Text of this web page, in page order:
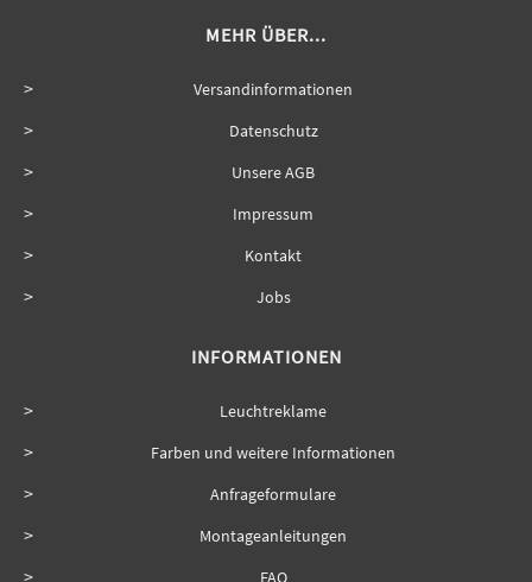
MEHR ÜBER...
Versandinformationen
Datenschutz
Unsere AGB
Impressum
Kontakt
Jobs
INFORMATIONEN
Leuchtreklame
Farben und weitere Informationen
Anfrageformulare
Montageanleitungen
FAQ